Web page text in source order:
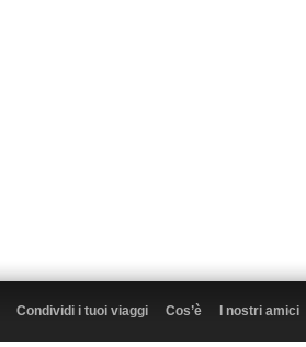
Condividi i tuoi viaggi Cos’è I nostri amici